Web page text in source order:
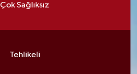
Çok Sağlıksız
Tehlikeli